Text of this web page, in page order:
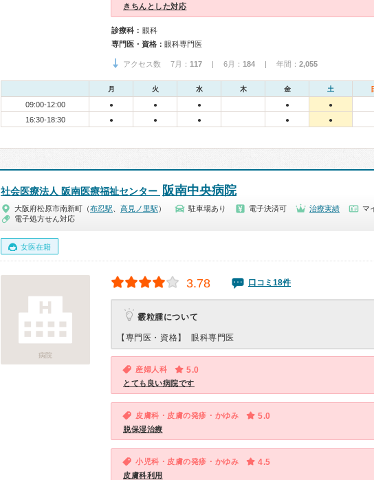
きちんとした対応
診療科： 眼科
専門医・資格： 眼科専門医
アクセス数 7月： 117 | 6月： 184 | 年間： 2,055
月 火 水 木 金 土
09:00-12:00 ● ● ● ● ●
16:30-18:30 ● ● ● ● ●
社会医療法人 阪南医療福祉センター 阪南中央病院
大阪府松原市南新町（布忍駅 高見ノ里駅 ） 駐車場あり 電子決済可 治療実績
マ
電子処方せん対応
女医在籍
病院
3.78 口コミ18件
霰粒腫について
【専門医・資格】 眼科専門医
産婦人科 5.0
とても良い病院です
皮膚科・皮膚の発疹・かゆみ 5.0
脱保湿治療
小児科・皮膚の発疹・かゆみ 4.5
皮膚科利用